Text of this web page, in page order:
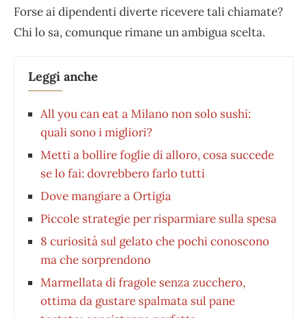
Forse ai dipendenti diverte ricevere tali chiamate?
Chi lo sa, comunque rimane un ambigua scelta.
Leggi anche
All you can eat a Milano non solo sushi:
quali sono i migliori?
Metti a bollire foglie di alloro, cosa succede
se lo fai: dovrebbero farlo tutti
Dove mangiare a Ortigia
Piccole strategie per risparmiare sulla spesa
8 curiosità sul gelato che pochi conoscono
ma che sorprendono
Marmellata di fragole senza zucchero,
ottima da gustare spalmata sul pane